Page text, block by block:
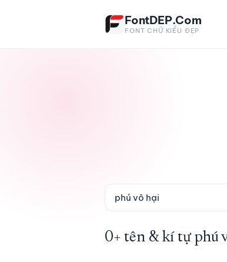
FontDEP.Com
FONT CHỮ KIỂU ĐẸP
0+ tên & kí tự phú